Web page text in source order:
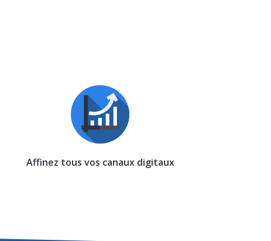
Affinez tous vos canaux digitaux